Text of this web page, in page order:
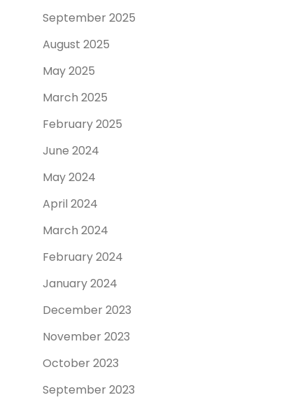
September 2025
August 2025
May 2025
March 2025
February 2025
June 2024
May 2024
April 2024
March 2024
February 2024
January 2024
December 2023
November 2023
October 2023
September 2023